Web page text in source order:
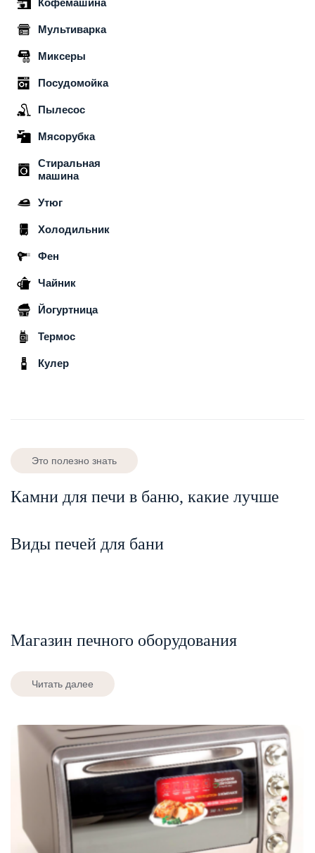
Кофемашина
Мультиварка
Миксеры
Посудомойка
Пылесос
Мясорубка
Стиральная
машина
Утюг
Холодильник
Фен
Чайник
Йогуртница
Термос
Кулер
Это полезно знать
Камни для печи в баню, какие лучше
Виды печей для бани
Магазин печного оборудования
Читать далее